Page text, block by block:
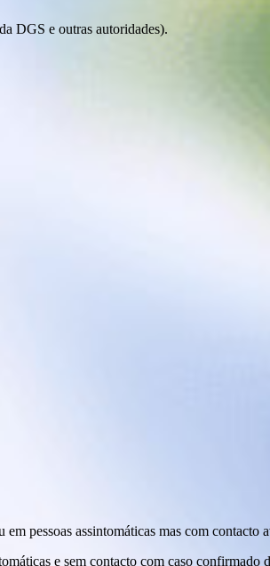
DGS e outras autoridades).
em pessoas assintomáticas mas com
e sem contacto com caso